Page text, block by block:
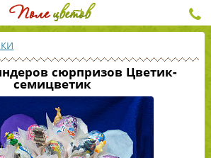
сюрпризов Цветик-
семицветик